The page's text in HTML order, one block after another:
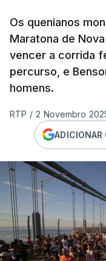
Os quenianos
Maratona de
vencer a corrida
percurso, e
homens.
RTP / 2 Novembro
ADICIONAR